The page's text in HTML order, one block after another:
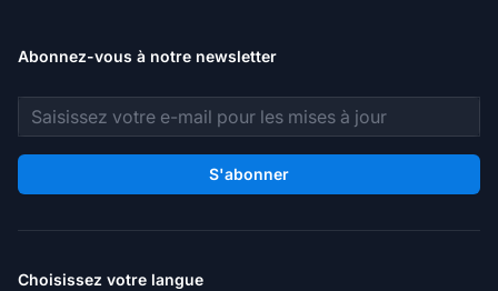
Abonnez-vous à notre newsletter
Adresse e-mail
S'abonner
Choisissez votre langue